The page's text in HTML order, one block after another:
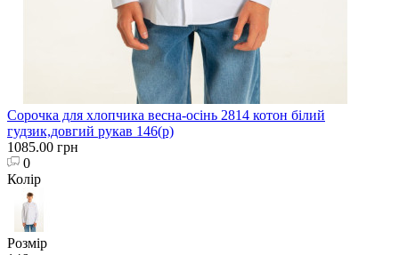
Сорочка для хлопчика весна-осінь 2814 котон білий
гудзик,довгий рукав 146(р)
1085.00 грн
0
Колір
Розмір